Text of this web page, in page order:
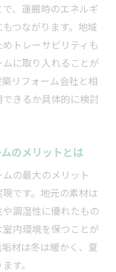
、運搬時のエネルギ
つながります。地域
トレーサビリティも
に取り入れることが
リフォーム会社と相
きるか具体的に検討
のメリットとは
の最大のメリット
です。地元の素材は
調湿性に優れたもの
内環境を保つことが
材は冬は暖かく、夏
す。